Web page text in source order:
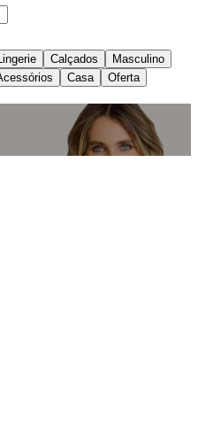
Calçados
Masculino
Casa Oferta